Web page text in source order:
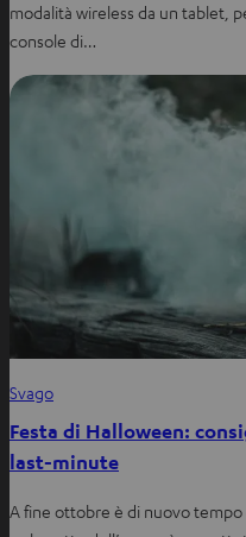
modalità wireless da un tablet,
console di…
Svago
Festa di Halloween:
last-minute
A fine ottobre è di nuovo